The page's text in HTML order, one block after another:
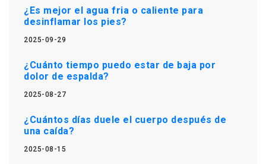
¿Es mejor el agua fria o caliente para
desinflamar los pies?
2025-09-29
¿Cuánto tiempo puedo estar de baja por
dolor de espalda?
2025-08-27
¿Cuántos días duele el cuerpo después de
una caída?
2025-08-15